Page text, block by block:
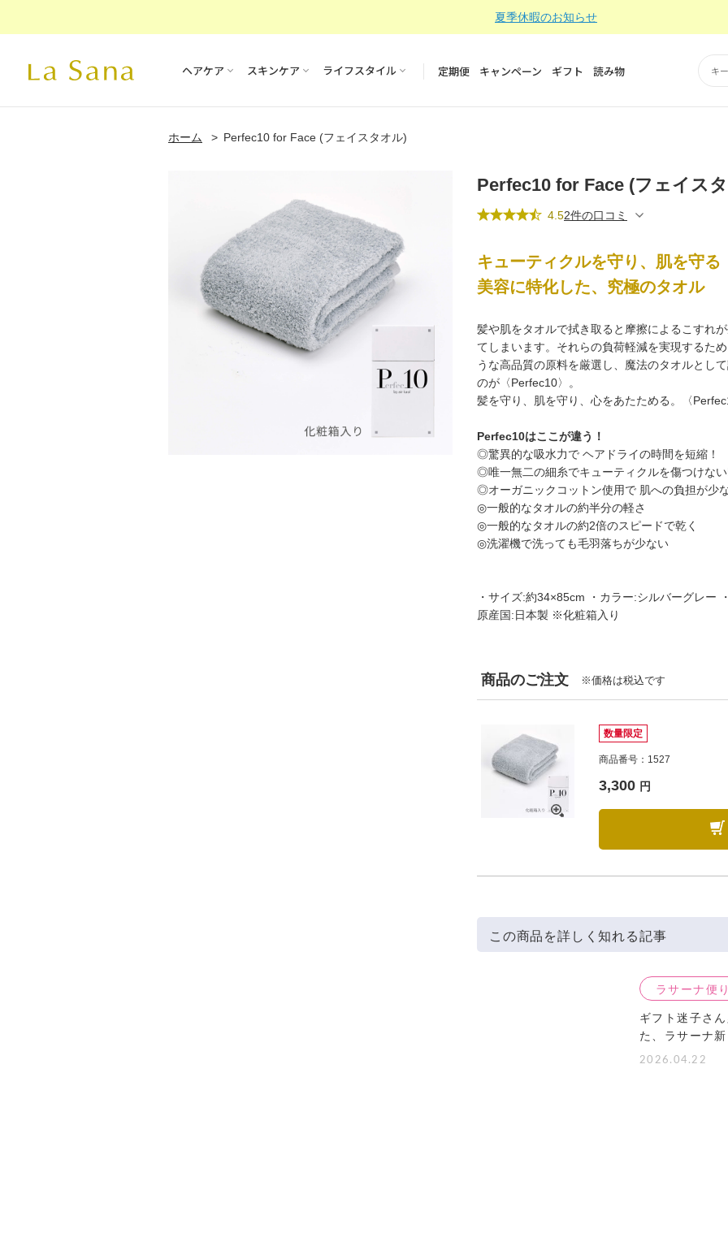
夏季休暇のお知らせ
ヘアケア スキンケア ライフスタイル 定期便 キャンペーン ギフト 読み物
ホーム Perfec10 for Face (フェイスタオル)
Perfec10 for Face (フェイス
4.52件の口コミ
キューティクルを守り、肌を守る
美容に特化した、究極のタオル
髪や肌をタオルで拭き取ると摩擦によるこすれ
てしまいます。それらの負荷軽減を実現するた
うな高品質の原料を厳選し、魔法のタオルとし
のが〈Perfec10〉。
髪を守り、肌を守り、心をあたためる。〈
Perfec10はここが違う！
◎驚異的な吸水力で ヘアドライの時間を短縮！
◎唯一無二の細糸でキューティクルを傷つけな
◎オーガニックコットン使用で 肌への負担が少
◎一般的なタオルの約半分の軽さ
◎一般的なタオルの約2倍のスピードで乾く
◎洗濯機で洗っても毛羽落ちが少ない
・サイズ:約34×85cm ・カラー:シルバーグレー
原産国:日本製 ※化粧箱入り
商品のご注文 ※価格は税込です
数量限定
商品番号：1527
3,300 円
この商品を詳しく知れる記事
ラサーナ便り
ギフト迷子さ
た、ラサーナ
2026.04.22